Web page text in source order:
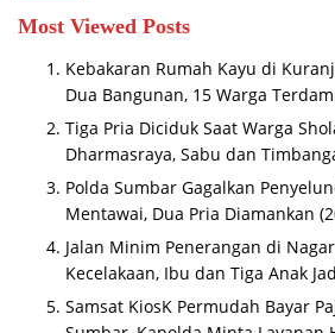
Most Viewed Posts
Kebakaran Rumah Kayu di
Dua Bangunan, 15 Warga
Tiga Pria Diciduk Saat Warga
Dharmasraya, Sabu dan
Polda Sumbar Gagalkan
Mentawai, Dua Pria Diamankan
Jalan Minim Penerangan di
Kecelakaan, Ibu dan Tiga Anak
Samsat KiosK Permudah Bayar